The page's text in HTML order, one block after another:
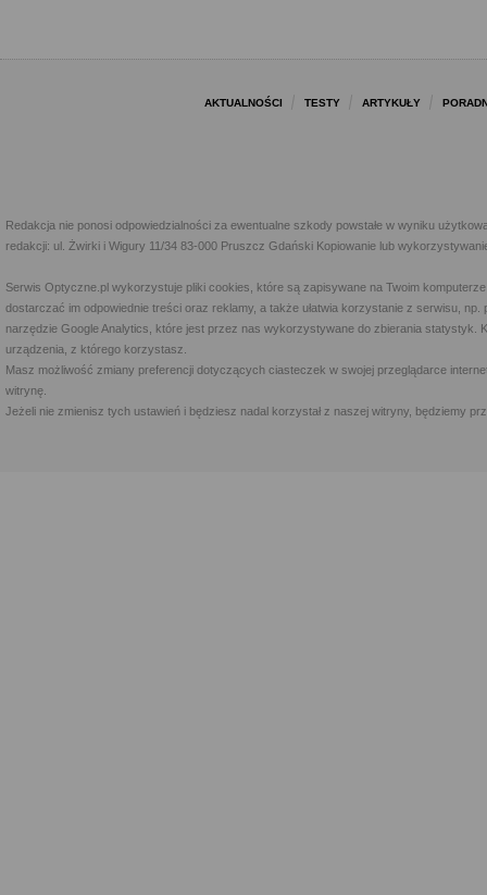
AKTUALNOŚCI TESTY ARTYKUŁY
Redakcja nie ponosi odpowiedzialności za ewentualne szkody powstałe w wyniku
redakcji: ul. Żwirki i Wigury 11/34 83-000 Pruszcz Gdański Kopiowanie lub
Serwis Optyczne.pl wykorzystuje pliki cookies, które są zapisywane na Twoim
dostarczać im odpowiednie treści oraz reklamy, a także ułatwia korzystanie z serwisu,
narzędzie Google Analytics, które jest przez nas wykorzystywane do zbierania statystyk.
urządzenia, z którego korzystasz.
Masz możliwość zmiany preferencji dotyczących ciasteczek w swojej przeglądarce
witrynę.
Jeżeli nie zmienisz tych ustawień i będziesz nadal korzystał z naszej witryny, będziemy